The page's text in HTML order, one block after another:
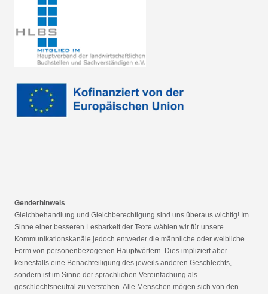
Genderhinweis
Gleichbehandlung und Gleichberechtigung sind uns überaus wichtig! Im
Sinne einer besseren Lesbarkeit der Texte wählen wir für unsere
Kommunikationskanäle jedoch entweder die männliche oder weibliche
Form von personenbezogenen Hauptwörtern. Dies impliziert aber
keinesfalls eine Benachteiligung des jeweils anderen Geschlechts,
sondern ist im Sinne der sprachlichen Vereinfachung als
geschlechtsneutral zu verstehen. Alle Menschen mögen sich von den